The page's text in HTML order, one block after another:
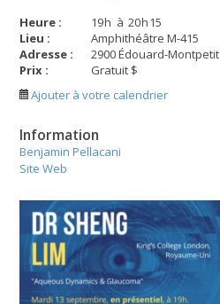
Heure : 19h à 20h15
Lieu :
Amphithéâtre M-415
Adresse :
2900 Édouard-Montpetit
Prix :
Gratuit $
Ajouter à votre calendrier
Information
Benjamin Pellacani
Site Web